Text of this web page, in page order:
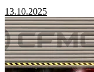
13.10.2025